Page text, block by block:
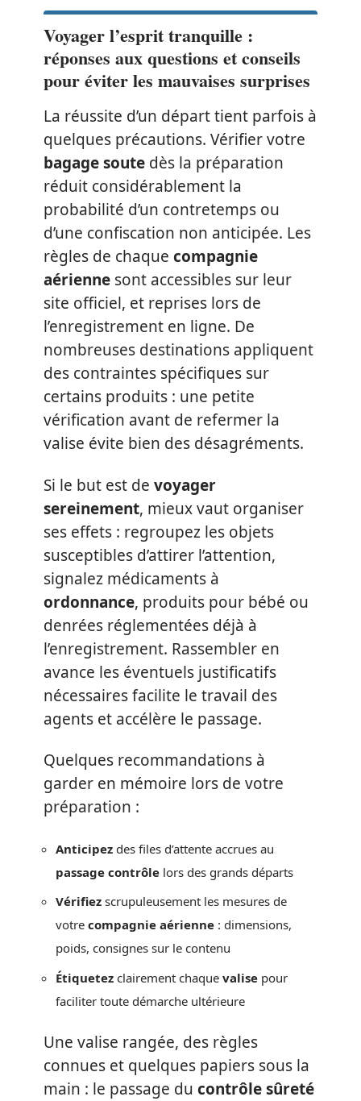
Voyager l’esprit tranquille :
réponses aux questions et conseils
pour éviter les mauvaises surprises
La réussite d’un départ tient parfois à
quelques précautions. Vérifier votre
bagage soute dès la préparation
réduit considérablement la
probabilité d’un contretemps ou
d’une confiscation non anticipée. Les
règles de chaque compagnie
aérienne sont accessibles sur leur
site officiel, et reprises lors de
l’enregistrement en ligne. De
nombreuses destinations appliquent
des contraintes spécifiques sur
certains produits : une petite
vérification avant de refermer la
valise évite bien des désagréments.
Si le but est de voyager
sereinement, mieux vaut organiser
ses effets : regroupez les objets
susceptibles d’attirer l’attention,
signalez médicaments à
ordonnance, produits pour bébé ou
denrées réglementées déjà à
l’enregistrement. Rassembler en
avance les éventuels justificatifs
nécessaires facilite le travail des
agents et accélère le passage.
Quelques recommandations à
garder en mémoire lors de votre
préparation :
Anticipez des files d’attente accrues au
passage contrôle lors des grands départs
Vérifiez scrupuleusement les mesures de
votre compagnie aérienne : dimensions,
poids, consignes sur le contenu
Étiquetez clairement chaque valise pour
faciliter toute démarche ultérieure
Une valise rangée, des règles
connues et quelques papiers sous la
main : le passage du contrôle sûreté